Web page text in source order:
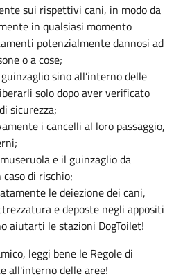
sui rispettivi cani, in modo da
in qualsiasi momento
potenzialmente dannosi ad
o a cose;
sino all’interno delle
solo dopo aver verificato
sicurezza;
i cancelli al loro passaggio,
e il guinzaglio da
di rischio;
le deiezione dei cani,
e deposte negli appositi
aiutarti le stazioni DogToilet!
leggi bene le Regole di
all'interno delle aree!